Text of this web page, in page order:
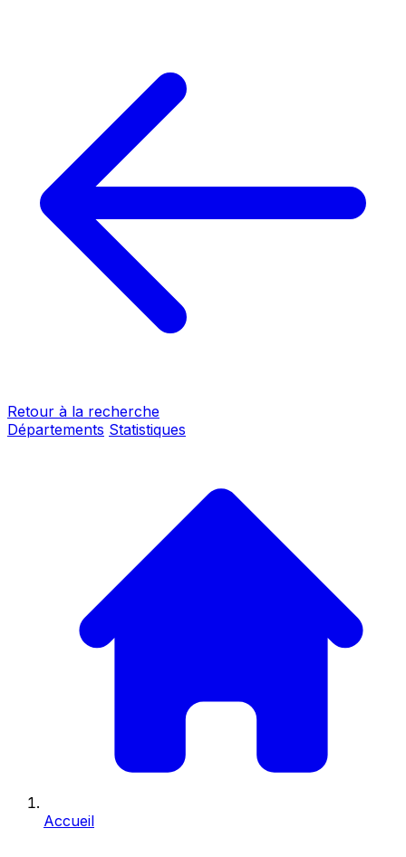
Retour à la recherche
Départements Statistiques
Accueil